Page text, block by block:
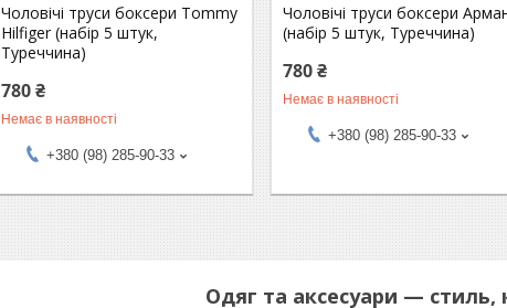
Чоловічі труси боксери Tommy
Hilfiger (набір 5 штук,
Туреччина)
780 ₴
Немає в наявності
+380 (98) 285-90-33
Чоловічі труси боксери
(набір 5 штук, Туреччина)
780 ₴
Немає в наявності
+380 (98) 285-90-33
Одяг та аксесуари — стиль,